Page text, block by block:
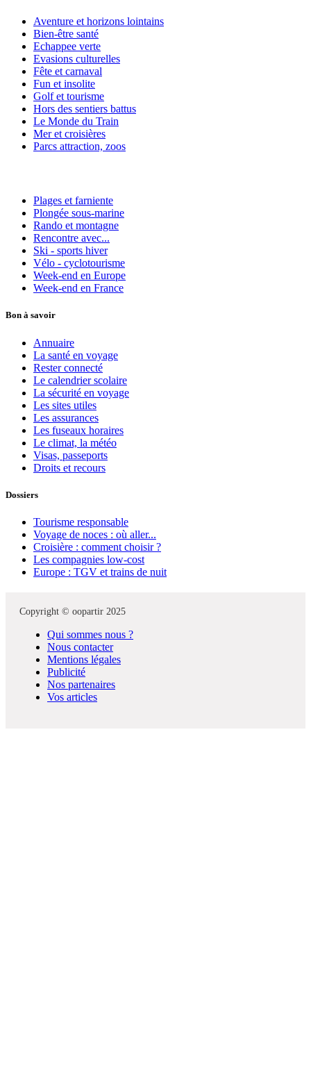
Aventure et horizons lointains
Bien-être santé
Echappee verte
Evasions culturelles
Fête et carnaval
Fun et insolite
Golf et tourisme
Hors des sentiers battus
Le Monde du Train
Mer et croisières
Parcs attraction, zoos
Plages et farniente
Plongée sous-marine
Rando et montagne
Rencontre avec...
Ski - sports hiver
Vélo - cyclotourisme
Week-end en Europe
Week-end en France
Bon à savoir
Annuaire
La santé en voyage
Rester connecté
Le calendrier scolaire
La sécurité en voyage
Les sites utiles
Les assurances
Les fuseaux horaires
Le climat, la météo
Visas, passeports
Droits et recours
Dossiers
Tourisme responsable
Voyage de noces : où aller...
Croisière : comment choisir ?
Les compagnies low-cost
Europe : TGV et trains de nuit
Copyright © oopartir 2025
Qui sommes nous ?
Nous contacter
Mentions légales
Publicité
Nos partenaires
Vos articles